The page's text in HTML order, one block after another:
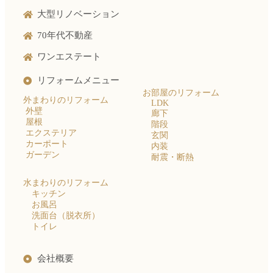
大型リノベーション
70年代不動産
ワンエステート
リフォームメニュー
外まわりのリフォーム
外壁
屋根
エクステリア
カーポート
ガーデン
水まわりのリフォーム
キッチン
お風呂
洗面台（脱衣所）
トイレ
お部屋のリフォーム
LDK
廊下
階段
玄関
内装
耐震・断熱
会社概要